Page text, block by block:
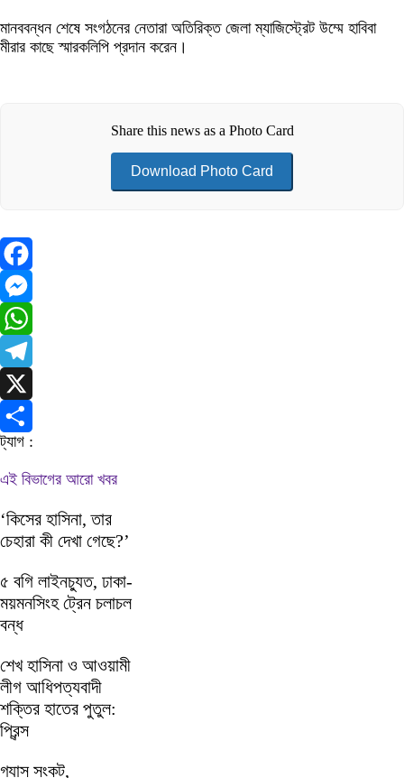
মানববন্ধন শেষে সংগঠনের নেতারা অতিরিক্ত জেলা ম্যাজিস্ট্রেট উম্মে হাবিবা
মীরার কাছে স্মারকলিপি প্রদান করেন।
Share this news as a Photo Card
Download Photo Card
Facebook
Messenger
WhatsApp
Telegram
X
Share
ট্যাগ :
এই বিভাগের আরো খবর
‘কিসের হাসিনা, তার
চেহারা কী দেখা গেছে?’
৫ বগি লাইনচ্যুত, ঢাকা-
ময়মনসিংহ ট্রেন চলাচল
বন্ধ
শেখ হাসিনা ও আওয়ামী
লীগ আধিপত্যবাদী
শক্তির হাতের পুতুল:
প্রিন্স
গ্যাস সংকট,